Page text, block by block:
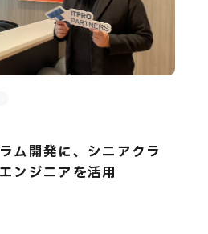
ム開発に、シニアクラ
ンジニアを活用